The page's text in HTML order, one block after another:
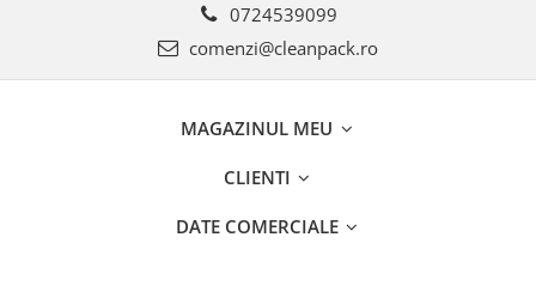
0724539099
comenzi@cleanpack.ro
MAGAZINUL MEU
CLIENTI
DATE COMERCIALE